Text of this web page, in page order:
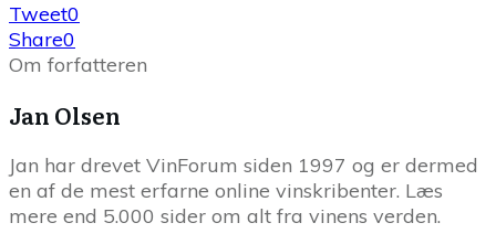
Tweet0
Share0
Om forfatteren
Jan Olsen
Jan har drevet VinForum siden 1997 og er dermed
en af de mest erfarne online vinskribenter. Læs
mere end 5.000 sider om alt fra vinens verden.